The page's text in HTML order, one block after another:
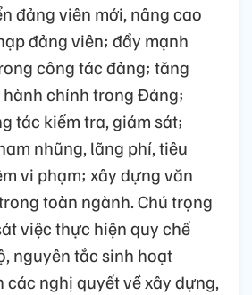
đảng viên mới, nâng cao
đảng viên; đẩy mạnh
công tác đảng; tăng
chính trong Đảng;
tác kiểm tra, giám sát;
nhũng, lãng phí, tiêu
vi phạm; xây dựng văn
toàn ngành. Chú trọng
việc thực hiện quy chế
nguyên tắc sinh hoạt
nghị quyết về xây dựng,